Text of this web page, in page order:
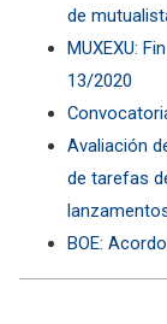
de
MUXEXU:
13/2020
Avaliación
de tarefas
BOE: